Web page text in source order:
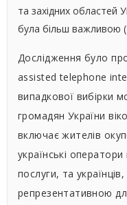
та західних областей
була більш важливою
Дослідження було
assisted telephone
випадкової вибірки
громадян України
включає жителів
українські
послуги, та
репрезентативною